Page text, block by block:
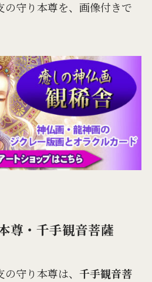
守り本尊を、画像付きで
尊・千手観音菩薩
守り本尊は、 千手観音菩